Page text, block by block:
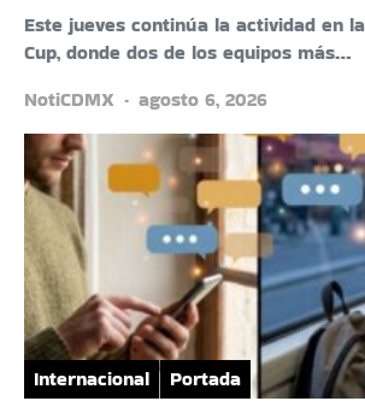
Este jueves continúa la actividad en
Cup, donde dos de los equipos más…
NotiCDMX
agosto 6, 2026
Internacional Portada